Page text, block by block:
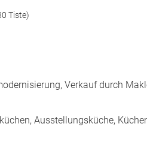
Tiste)
Verkauf durch
Ausstellungsküche,